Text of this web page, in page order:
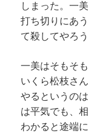
しまった。一
打ち切りにあ
て殺してやろ
一美はそもそ
いくら松枝さ
やるというの
は平気でも、
わかると途端